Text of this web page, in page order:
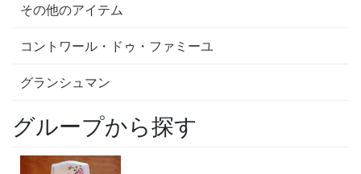
その他のアイテム
コントワール・ドゥ・ファミーユ
グランシュマン
グループから探す